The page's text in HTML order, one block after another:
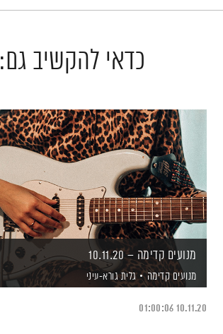
כדאי להקשיב גם:
מנועים קדימה – 10.11.20
מנועים קדימה גלית גורא-עיני
10.11.20
01:00:06